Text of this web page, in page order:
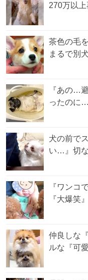
270万以
茶色の毛
まるで別
『あの…
ったのに
犬の前で
い…』切
『ワンコ
『大爆笑
仲良しな
ルな『可